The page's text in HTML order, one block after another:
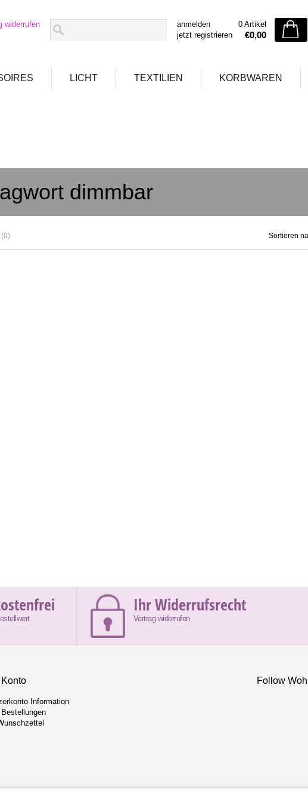
widerrufen
anmelden
jetzt registrieren
0 Artikel
€0,00
LICHT TEXTILIEN KORBWAREN
dimmbar
Sortieren
Ihr Widerrufsrecht
Vertrag widerrufen
Information
Bestellungen
Follow